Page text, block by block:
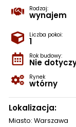
Rodzaj:
wynajem
Liczba pokoi:
1
Rok budowy:
Nie
Rynek
wtórny
Lokalizacja:
Miasto: Warszawa